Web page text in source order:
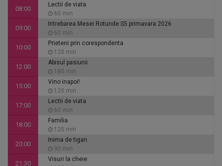
08:00
Lectii de viata
60 min
09:00
Intrebarea Mesei Rotunde S5 primavara 2026
60 min
10:00
Prieteni prin corespondenta
120 min
12:00
Abisul pasiunii
180 min
15:00
Vino inapoi!
120 min
17:00
Lectii de viata
60 min
18:00
Familia
120 min
20:00
Inima de tigan
90 min
21:30
Visuri la cheie